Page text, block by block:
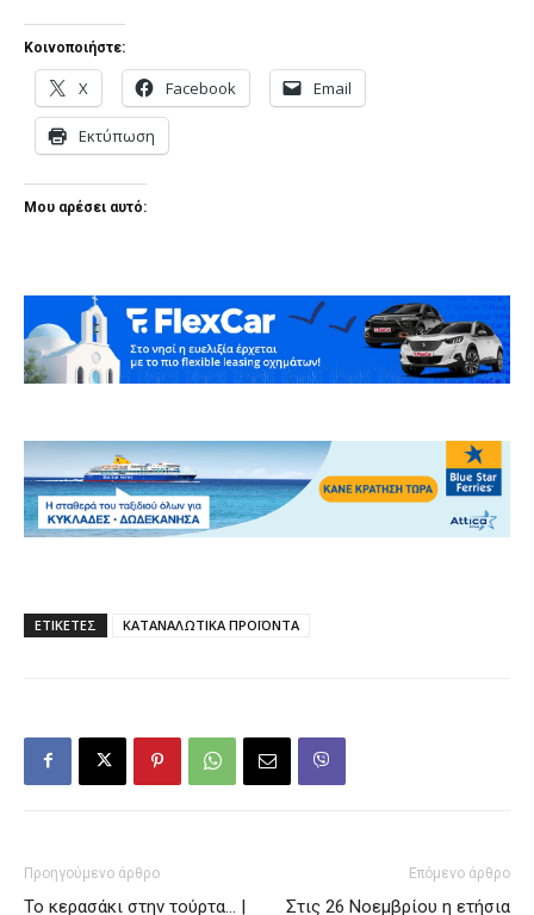
Κοινοποιήστε:
X Facebook Email
Εκτύπωση
Μου αρέσει αυτό:
ΕΤΙΚΕΤΕΣ ΚΑΤΑΝΑΛΩΤΙΚΑ ΠΡΟΪΟΝΤΑ
Προηγούμενο άρθρο
Το κερασάκι στην τούρτα… |
Επόμενο άρθρο
Στις 26 Νοεμβρίου η ετήσια